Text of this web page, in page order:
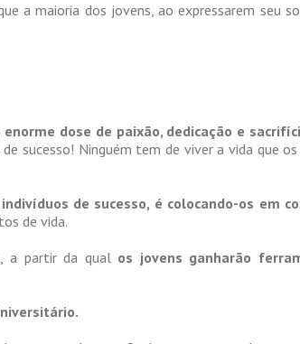
a maioria dos jovens, ao expressarem seu
enorme dose de paixão, dedicação e
sucesso! Ninguém tem de viver a vida que
de sucesso, é colocando-os em
de vida.
a partir da qual os jovens ganharão